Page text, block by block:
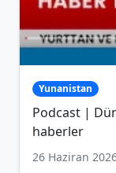
Yunanistan
Podcast |
haberler
26 Haziran